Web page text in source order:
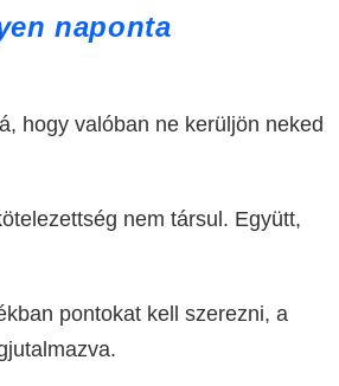
naponta
hogy valóban ne kerüljön neked
nem társul. Együtt,
pontokat kell szerezni, a